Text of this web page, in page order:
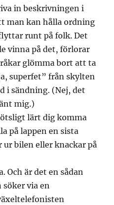
in beskrivningen i
man kan hålla ordning
runt på folk. Det
vinna på det, förlorar
glömma bort att ta
superfet” från skylten
i sändning. (Nej, det
mig.)
lärt dig komma
på lappen en sista
ur bilen eller knackar på
Och är det en sådan
söker via en